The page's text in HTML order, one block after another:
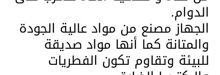
الدوام.
الجهاز مصنع من مواد عالية الجودة
والمتانة كما أنها مواد صديقة
للبيئة وتقاوم تكون الفطريات